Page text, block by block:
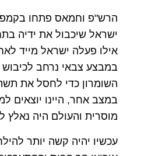
הרש"פ וחמאס פתחו
ישראל שיכבול את ידיה
אילו פעלה ישראל מייד
במבצע צבאי נרחב לכיבוש
השומרון כדי לחסל את
במצב אחר, היינו יוצאים
מוסרית והעולם היה נאלץ
עכשיו יהיה קשה יותר